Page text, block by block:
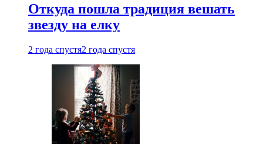
Откуда пошла традиция вешать
звезду на елку
2 года спустя2 года спустя